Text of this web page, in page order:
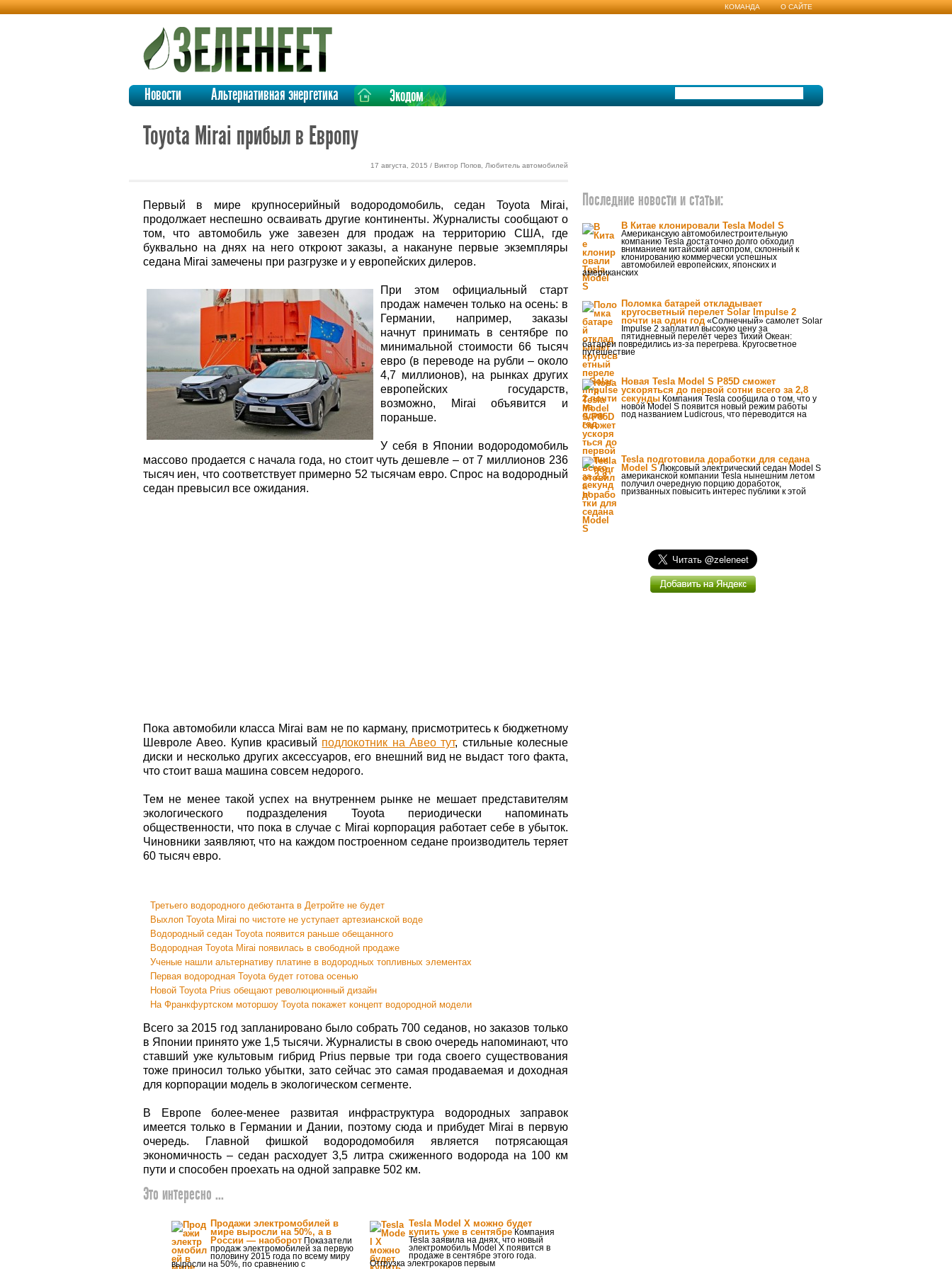
КОМАНДА О САЙТЕ
Новости Альтернативная энергетика Экодом
Toyota Mirai прибыл в Европу
17 августа, 2015 / Виктор Попов, Любитель автомобилей
Первый в мире крупносерийный водородомобиль, седан Toyota Mirai,
продолжает неспешно осваивать другие континенты. Журналисты сообщают о
том, что автомобиль уже завезен для продаж на территорию США, где
буквально на днях на него откроют заказы, а накануне первые экземпляры
седана Mirai замечены при разгрузке и у европейских дилеров.
При этом официальный старт
продаж намечен только на осень: в
Германии, например, заказы
начнут принимать в сентябре по
минимальной стоимости 66 тысяч
евро (в переводе на рубли – около
4,7 миллионов), на рынках других
европейских государств,
возможно, Mirai объявится и
пораньше.
У себя в Японии водородомобиль
массово продается с начала года, но стоит чуть дешевле – от 7 миллионов 236
тысяч иен, что соответствует примерно 52 тысячам евро. Спрос на водородный
седан превысил все ожидания.
Пока автомобили класса Mirai вам не по карману, присмотритесь к бюджетному
Шевроле Авео. Купив красивый подлокотник на Авео тут, стильные колесные
диски и несколько других аксессуаров, его внешний вид не выдаст того факта,
что стоит ваша машина совсем недорого.
Тем не менее такой успех на внутреннем рынке не мешает представителям
экологического подразделения Toyota периодически напоминать
общественности, что пока в случае с Mirai корпорация работает себе в убыток.
Чиновники заявляют, что на каждом построенном седане производитель теряет
60 тысяч евро.
Третьего водородного дебютанта в Детройте не будет
Выхлоп Toyota Mirai по чистоте не уступает артезианской воде
Водородный седан Toyota появится раньше обещанного
Водородная Toyota Mirai появилась в свободной продаже
Ученые нашли альтернативу платине в водородных топливных элементах
Первая водородная Toyota будет готова осенью
Новой Toyota Prius обещают революционный дизайн
На Франкфуртском моторшоу Toyota покажет концепт водородной модели
Всего за 2015 год запланировано было собрать 700 седанов, но заказов только
в Японии принято уже 1,5 тысячи. Журналисты в свою очередь напоминают, что
ставший уже культовым гибрид Prius первые три года своего существования
тоже приносил только убытки, зато сейчас это самая продаваемая и доходная
для корпорации модель в экологическом сегменте.
В Европе более-менее развитая инфраструктура водородных заправок
имеется только в Германии и Дании, поэтому сюда и прибудет Mirai в первую
очередь. Главной фишкой водородомобиля является потрясающая
экономичность – седан расходует 3,5 литра сжиженного водорода на 100 км
пути и способен проехать на одной заправке 502 км.
Это интересно ...
Продажи электромобилей в
мире выросли на 50%, а в
России — наоборот Показатели
продаж электромобилей за первую
половину 2015 года по всему миру
выросли на 50%, по сравнению с
Tesla Model X можно будет
купить уже в сентябре Компания
Tesla заявила на днях, что новый
электромобиль Model X появится в
продаже в сентябре этого года.
Отгрузка электрокаров первым
Последние новости и статьи:
В Китае клонировали Tesla Model S
Американскую автомобилестроительную
компанию Tesla достаточно долго обходил
вниманием китайский автопром, склонный к
клонированию коммерчески успешных
автомобилей европейских, японских и
американских
Поломка батарей откладывает
кругосветный перелет Solar Impulse 2
почти на один год «Солнечный» самолет Solar
Impulse 2 заплатил высокую цену за
пятидневный перелёт через Тихий Океан:
батареи повредились из-за перегрева. Кругосветное
путешествие
Новая Tesla Model S P85D сможет
ускоряться до первой сотни всего за 2,8
секунды Компания Tesla сообщила о том, что у
новой Model S появится новый режим работы
под названием Ludicrous, что переводится на
Tesla подготовила доработки для седана
Model S Люксовый электрический седан Model S
американской компании Tesla нынешним летом
получил очередную порцию доработок,
призванных повысить интерес публики к этой